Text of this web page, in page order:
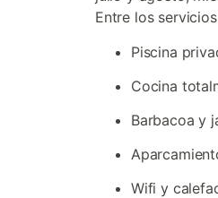
Entre los
Piscina
Cocina
Barbacoa y
Wifi y